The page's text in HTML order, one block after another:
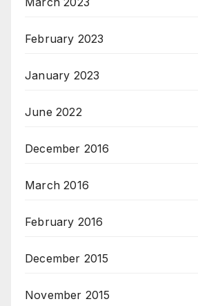
February 2023
January 2023
June 2022
December 2016
March 2016
February 2016
December 2015
November 2015